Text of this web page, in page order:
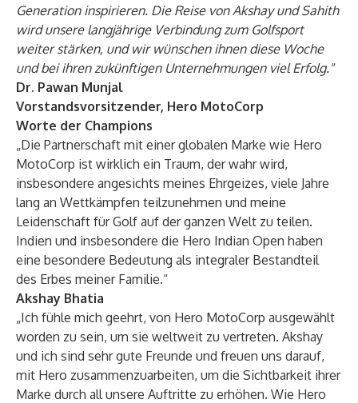
Generation inspirieren. Die Reise von Akshay und Sahith
wird unsere langjährige Verbindung zum Golfsport
weiter stärken, und wir wünschen ihnen diese Woche
und bei ihren zukünftigen Unternehmungen viel Erfolg."
Dr. Pawan Munjal
Vorstandsvorsitzender, Hero MotoCorp
Worte der Champions
„Die Partnerschaft mit einer globalen Marke wie Hero
MotoCorp ist wirklich ein Traum, der wahr wird,
insbesondere angesichts meines Ehrgeizes, viele Jahre
lang an Wettkämpfen teilzunehmen und meine
Leidenschaft für Golf auf der ganzen Welt zu teilen.
Indien und insbesondere die Hero Indian Open haben
eine besondere Bedeutung als integraler Bestandteil
des Erbes meiner Familie.“
Akshay Bhatia
„Ich fühle mich geehrt, von Hero MotoCorp ausgewählt
worden zu sein, um sie weltweit zu vertreten. Akshay
und ich sind sehr gute Freunde und freuen uns darauf,
mit Hero zusammenzuarbeiten, um die Sichtbarkeit ihrer
Marke durch all unsere Auftritte zu erhöhen. Wie Hero